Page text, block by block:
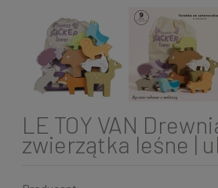
LE TOY VAN
zwierzątka leśne |